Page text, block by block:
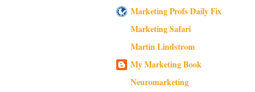
Marketing Profs Daily Fix
Marketing Safari
Martin Lindstrom
My Marketing Book
Neuromarketing